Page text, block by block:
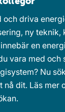
och driva
ny teknik,
en
vara med och
Nu
nå dit. Läs mer